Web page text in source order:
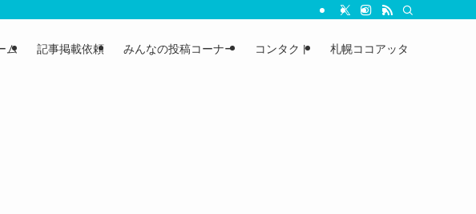
ム 記事掲載依頼 みんなの投稿コーナー コンタクト 札幌ココアッタ